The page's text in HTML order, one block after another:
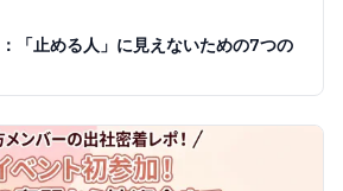
「止める人」に見えないための7つの